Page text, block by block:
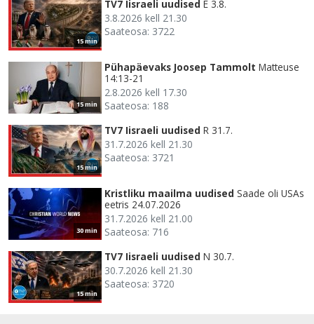
15 min
TV7 Iisraeli uudised E 3.8.
3.8.2026 kell 21.30
Saateosa: 3722
15 min
Pühapäevaks Joosep Tammolt Matteuse
14:13-21
2.8.2026 kell 17.30
Saateosa: 188
15 min
TV7 Iisraeli uudised R 31.7.
31.7.2026 kell 21.30
Saateosa: 3721
30 min
Kristliku maailma uudised Saade oli USAs
eetris 24.07.2026
31.7.2026 kell 21.00
Saateosa: 716
15 min
TV7 Iisraeli uudised N 30.7.
30.7.2026 kell 21.30
Saateosa: 3720